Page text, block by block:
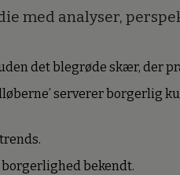
med analyser,
det blegrøde skær, der
serverer borgerlig
bekendt.